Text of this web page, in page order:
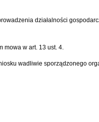
działalności
mowa w art. 13 ust. 4.
wadliwie sporządzonego